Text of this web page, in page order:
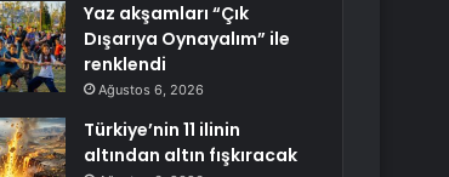
Yaz akşamları “Çık
Dışarıya Oynayalım” ile
renklendi
Ağustos 6, 2026
Türkiye’nin 11 ilinin
altından altın fışkıracak